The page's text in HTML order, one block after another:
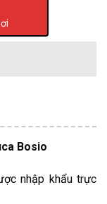
Bosio
nhập khẩu trực